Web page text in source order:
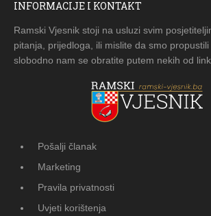
INFORMACIJE I KONTAKT
Ramski Vjesnik stoji na usluzi svim
pitanja, prijedloga, ili mislite da smo
slobodno nam se obratite putem nekih od
Pošalji članak
Marketing
Pravila privatnosti
Uvjeti korištenja